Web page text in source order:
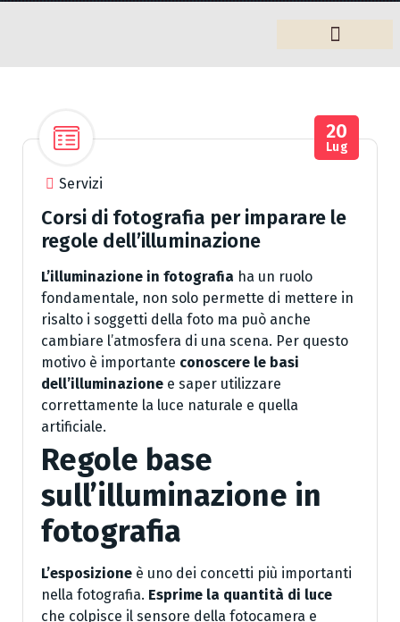
Servizi
20
Lug
Corsi di fotografia per imparare le
regole dell’illuminazione
L’illuminazione in fotografia ha un ruolo
fondamentale, non solo permette di mettere in
risalto i soggetti della foto ma può anche
cambiare l’atmosfera di una scena. Per questo
motivo è importante conoscere le basi
dell’illuminazione e saper utilizzare
correttamente la luce naturale e quella
artificiale.
Regole base
sull’illuminazione in
fotografia
L’esposizione è uno dei concetti più importanti
nella fotografia. Esprime la quantità di luce
che colpisce il sensore della fotocamera e